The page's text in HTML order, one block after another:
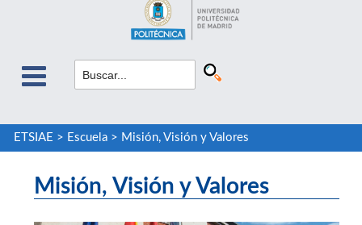
ETSIAE > Escuela> Misión, Visión y Valores
Misión, Visión y Valores